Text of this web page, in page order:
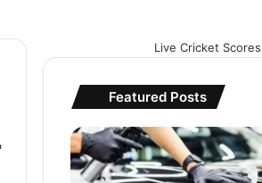
Live Cricket Scores
Featured Posts
नै
नो
त